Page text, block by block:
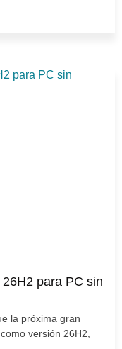
para PC sin
la próxima gran
versión 26H2,